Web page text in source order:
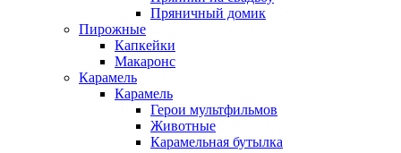
Пряничный домик
Пирожные
Капкейки
Макаронс
Карамель
Карамель
Герои мультфильмов
Животные
Карамельная бутылка